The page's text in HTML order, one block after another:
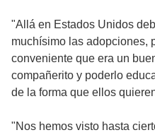
"Allá en Estados Unidos
muchísimo las adopciones,
conveniente que era un
compañerito y poderlo
de la forma que ellos
"Nos hemos visto hasta